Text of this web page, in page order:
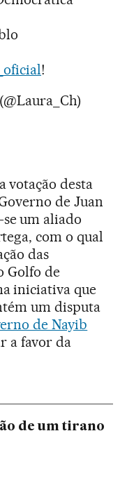
!
votação desta
de Juan
um aliado
com o qual
das
Golfo de
iniciativa que
um disputa
de Nayib
a favor da
de um tirano